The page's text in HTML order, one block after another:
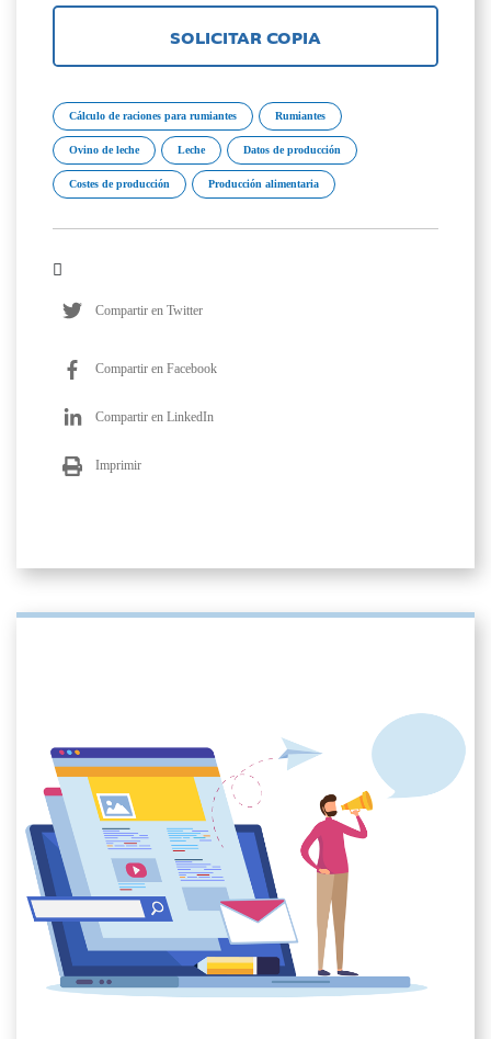
SOLICITAR COPIA
Cálculo de raciones para rumiantes Rumiantes
Ovino de leche Leche Datos de producción
Costes de producción Producción alimentaria
Compartir en Twitter
Compartir en Facebook
Compartir en LinkedIn
Imprimir